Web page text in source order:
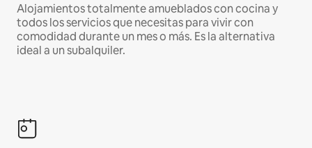
Alojamientos totalmente amueblados con cocina y
todos los servicios que necesitas para vivir con
comodidad durante un mes o más. Es la alternativa
ideal a un subalquiler.